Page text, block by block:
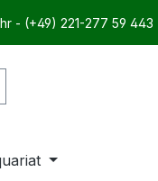
- (+49) 221-277 59 443